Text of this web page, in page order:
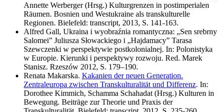
Annette Werberger (Hrsg.) Kulturgrenzen in postimperialen
Räumen. Bosnien und Westukraine als transkulturelle
Regionen. Bielefeld: transcript, 2013, S. 141-163.
Alfred Gall, Ukraina i wyobraźnia romantyczna: „Sen srebrny
Salomei” Juliusza Słowackiego i „Hajdamacy” Tarasa
Szewczenki w perspektywie postkolonialnej. In: Polonistyka
w Europie. Kierunki i perspektywy rozwoju. Red. Marek
Stanisz. Rzeszów 2012, S. 179–190.
Renata Makarska. Kakanien der neuen Generation.
Zentraleuropa zwischen Transkulturalität und Differenz. In:
Dorothee Kimmich, Schamma Schahadat (Hrsg.) Kulturen in
Bewegung. Beiträge zur Theorie und Praxis der